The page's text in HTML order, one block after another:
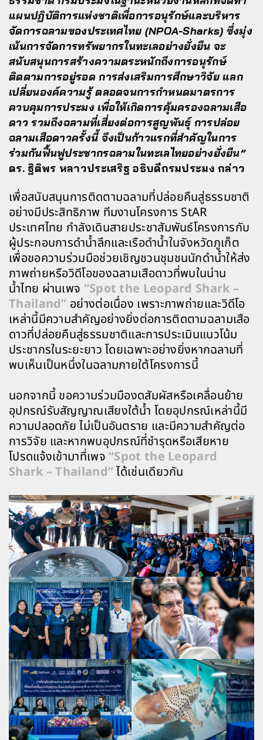
แผนปฏิบัติการแห่งชาติเพื่อการอนุรักษ์และบริหาร
จัดการฉลามของประเทศไทย (NPOA-Sharks) ซึ่งมุ่ง
เน้นการจัดการทรัพยากรในทะเลอย่างยั่งยืน จะ
สนับสนุนการสร้างความตระหนักถึงการอนุรักษ์
ติดตามการอยู่รอด การส่งเสริมการศึกษาวิจัย แลก
เปลี่ยนองค์ความรู้ ตลอดจนการกำหนดมาตรการ
ควบคุมการประมง เพื่อให้เกิดการคุ้มครองฉลามเสือ
ดาว รวมถึงฉลามที่เสี่ยงต่อการสูญพันธุ์ การปล่อย
ฉลามเสือดาวครั้งนี้ จึงเป็นก้าวแรกที่สำคัญในการ
ร่วมกันฟื้นฟูประชากรฉลามในทะเลไทยอย่างยั่งยืน”
ดร. ฐิติพร หลาวประเสริฐ อธิบดีกรมประมง กล่าว
เพื่อสนับสนุนการติดตามฉลามที่ปล่อยคืนสู่ธรรมชาติ
อย่างมีประสิทธิภาพ ทีมงานโครงการ StAR
ประเทศไทย กำลังเดินสายประชาสัมพันธ์โครงการกับ
ผู้ประกอบการดำน้ำลึกและเรือดำน้ำในจังหวัดภูเก็ต
เพื่อขอความร่วมมือช่วยเชิญชวนชุมชนนักดำน้ำให้ส่ง
ภาพถ่ายหรือวิดีโอของฉลามเสือดาวที่พบในน่าน
น้ำไทย ผ่านเพจ “Spot the Leopard Shark –
Thailand” อย่างต่อเนื่อง เพราะภาพถ่ายและวิดีโอ
เหล่านี้มีความสำคัญอย่างยิ่งต่อการติดตามฉลามเสือ
ดาวที่ปล่อยคืนสู่ธรรมชาติและการประเมินแนวโน้ม
ประชากรในระยะยาว โดยเฉพาะอย่างยิ่งหากฉลามที่
พบเห็นเป็นหนึ่งในฉลามภายใต้โครงการนี้
นอกจากนี้ ขอความร่วมมืองดสัมผัสหรือเคลื่อนย้าย
อุปกรณ์รับสัญญาณเสียงใต้น้ำ โดยอุปกรณ์เหล่านี้มี
ความปลอดภัย ไม่เป็นอันตราย และมีความสำคัญต่อ
การวิจัย และหากพบอุปกรณ์ที่ชำรุดหรือเสียหาย
โปรดแจ้งเข้ามาที่เพจ“Spot the Leopard
Shark – Thailand”ได้เช่นเดียวกัน